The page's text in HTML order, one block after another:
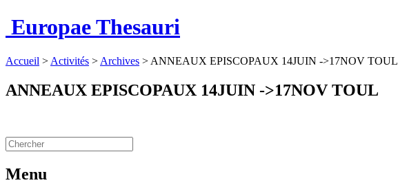
Europae Thesauri
Accueil > Activités > Archives > ANNEAUX EPISCOPAUX 14JUIN ->17NOV TOUL
ANNEAUX EPISCOPAUX 14JUIN ->17NOV TOUL
Menu